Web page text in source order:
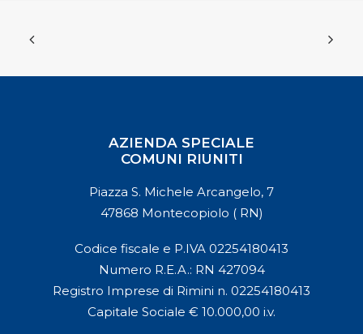
AZIENDA SPECIALE
COMUNI RIUNITI
Piazza S. Michele Arcangelo, 7
47868 Montecopiolo ( RN)
Codice fiscale e P.IVA 02254180413
Numero R.E.A.: RN 427094
Registro Imprese di Rimini n. 02254180413
Capitale Sociale € 10.000,00 i.v.